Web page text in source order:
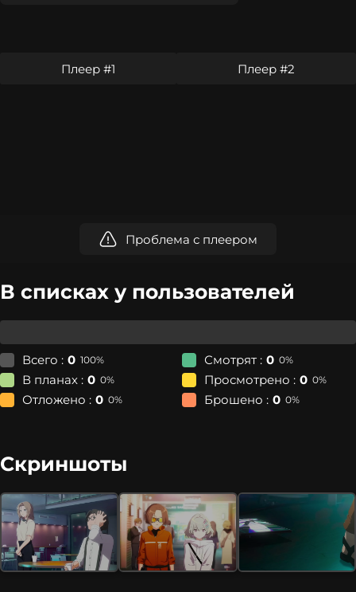
Плеер #1 Плеер #2
Проблема с плеером
В списках у пользователей
Всего : 0 100% Смотрят : 0 0%
В планах : 0 0% Просмотрено : 0 0%
Отложено : 0 0% Брошено : 0 0%
Скриншоты